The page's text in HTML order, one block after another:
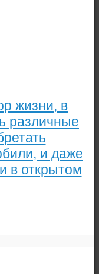
жизни, в
различные
и даже
в открытом